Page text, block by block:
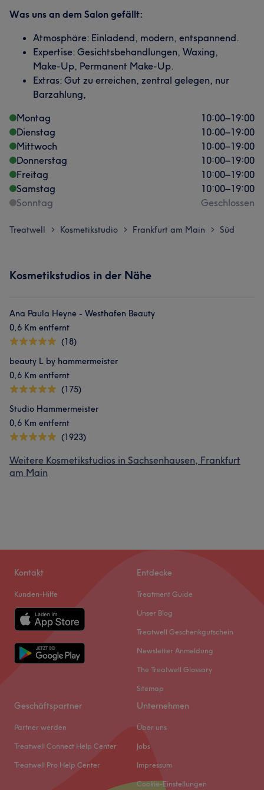
Was uns an dem Salon gefällt:
Atmosphäre: Einladend, modern, entspannend.
Expertise: Gesichtsbehandlungen, Waxing,
Make-Up, Permanent Make-Up.
Extras: Gut zu erreichen, zentral gelegen, nur
Barzahlung,
Montag
10:00–19:00
Dienstag
10:00–19:00
Mittwoch
10:00–19:00
Donnerstag
10:00–19:00
Freitag
10:00–19:00
Samstag
10:00–19:00
Sonntag
Geschlossen
Treatwell > Kosmetikstudio > Frankfurt am Main > Süd
Kosmetikstudios in der Nähe
Ana Paula Heyne - Westhafen Beauty
0,6 Km entfernt
(18)
beauty L by hammermeister
0,6 Km entfernt
(175)
Studio Hammermeister
0,6 Km entfernt
(1923)
Weitere Kosmetikstudios in Sachsenhausen, Frankfurt
am Main
Kontakt
Kunden-Hilfe
Entdecke
Treatment Guide
Unser Blog
Treatwell Geschenkgutschein
Newsletter Anmeldung
The Treatwell Glossary
Sitemap
Geschäftspartner
Partner werden
Treatwell Connect Help Center
Treatwell Pro Help Center
Unternehmen
Über uns
Jobs
Impressum
Cookie-Einstellungen